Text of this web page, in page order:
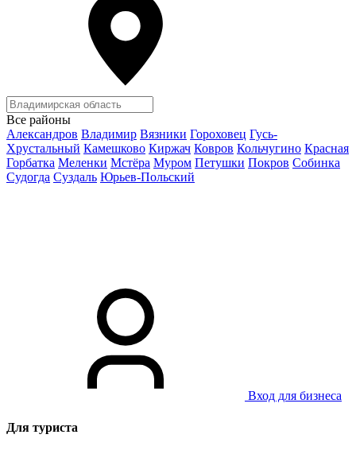
Все районы
Александров Владимир Вязники Гороховец Гусь-
Хрустальный Камешково Киржач Ковров Кольчугино Красная
Горбатка Меленки Мстёра Муром Петушки Покров Собинка
Судогда Суздаль Юрьев-Польский
Вход для бизнеса
Для туриста